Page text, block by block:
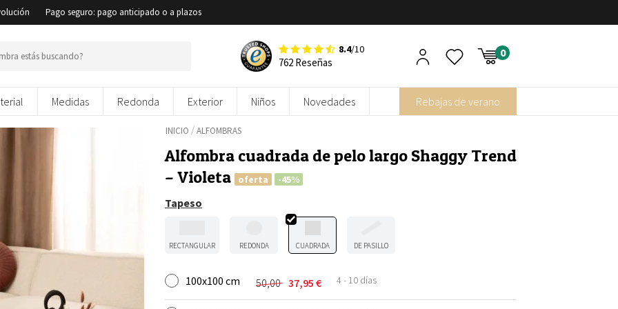
Pago seguro: pago anticipado o a plazos
8.4/10
762 Reseñas
Medidas Redonda Exterior Niños Novedades Rebajas de verano
INICIO /ALFOMBRAS
Alfombra cuadrada de pelo largo Shaggy Trend
– Violeta
oferta -45%
Tapeso
RECTANGULAR REDONDA CUADRADA DE PASILLO
100x100 cm 50,00
El
precio
37,95 €
El
precio
4 - 10 días